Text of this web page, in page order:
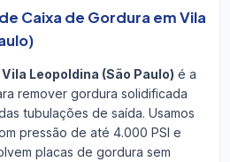
Caixa de Gordura em Vila
Leopoldina (São Paulo) é a
remover gordura solidificada
tubulações de saída. Usamos
pressão de até 4.000 PSI e
placas de gordura sem